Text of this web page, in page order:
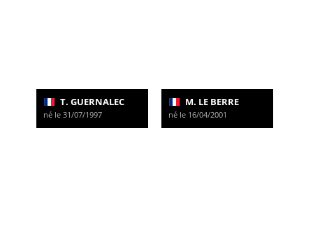
T. GUERNALEC
né le 31/07/1997
M. LE BERRE
né le 16/04/2001